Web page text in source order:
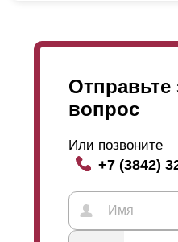
Отправьте
вопрос
Или позвоните
+7 (3842)